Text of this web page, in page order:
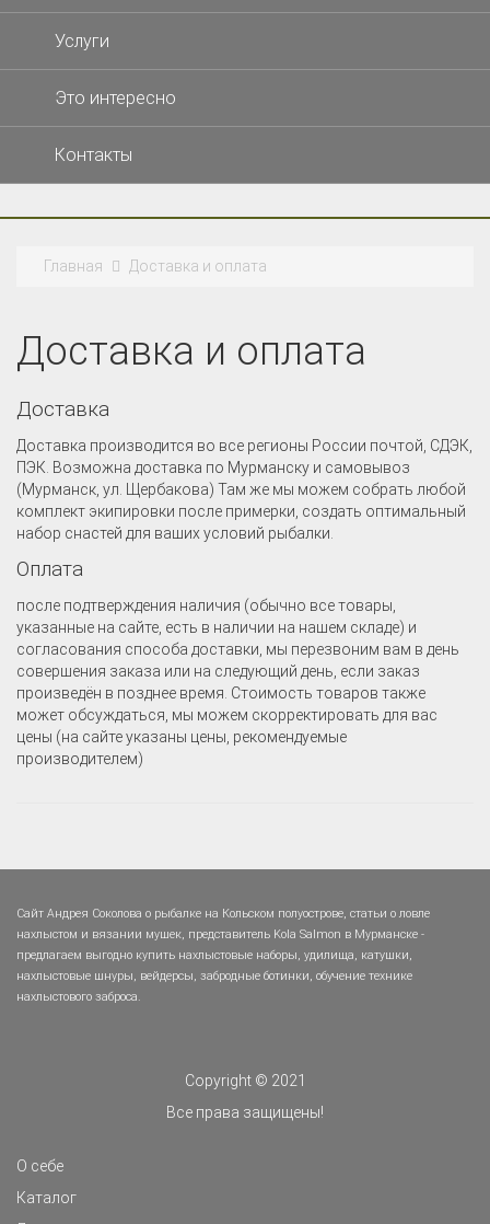
Услуги
Это интересно
Контакты
Главная Доставка и оплата
Доставка и оплата
Доставка
Доставка производится во все регионы России почтой, СДЭК,
ПЭК. Возможна доставка по Мурманску и самовывоз
(Мурманск, ул. Щербакова) Там же мы можем собрать любой
комплект экипировки после примерки, создать оптимальный
набор снастей для ваших условий рыбалки.
Оплата
после подтверждения наличия (обычно все товары,
указанные на сайте, есть в наличии на нашем складе) и
согласования способа доставки, мы перезвоним вам в день
совершения заказа или на следующий день, если заказ
произведён в позднее время. Стоимость товаров также
может обсуждаться, мы можем скорректировать для вас
цены (на сайте указаны цены, рекомендуемые
производителем)
Сайт Андрея Соколова о рыбалке на Кольском полуострове, статьи о ловле
нахлыстом и вязании мушек, представитель Kola Salmon в Мурманске -
предлагаем выгодно купить нахлыстовые наборы, удилища, катушки,
нахлыстовые шнуры, вейдерсы, забродные ботинки, обучение технике
нахлыстового заброса.
Copyright © 2021
Все права защищены!
О себе
Каталог